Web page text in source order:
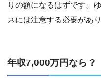
りの額になるはずです。
スには注意する必要があり
年収7,000万円なら？